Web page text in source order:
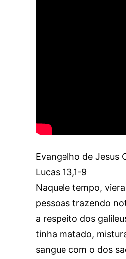
Evangelho de Jesus
Lucas 13,1-9
Naquele tempo,
pessoas trazendo
a respeito dos
tinha matado,
sangue com o dos